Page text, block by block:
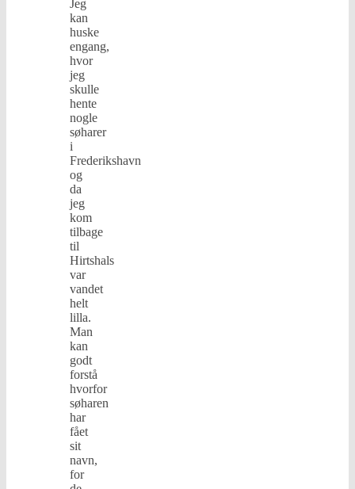
Jeg
kan
huske
engang,
hvor
jeg
skulle
hente
nogle
søharer
i
Frederikshavn
og
da
jeg
kom
tilbage
til
Hirtshals
var
vandet
helt
lilla.
Man
kan
godt
forstå
hvorfor
søharen
har
fået
sit
navn,
for